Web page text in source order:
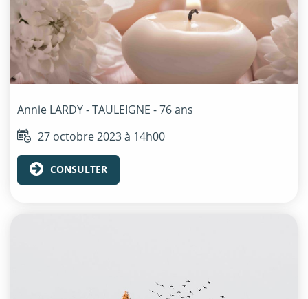
Annie LARDY - TAULEIGNE - 76 ans
27 octobre 2023 à 14h00
CONSULTER